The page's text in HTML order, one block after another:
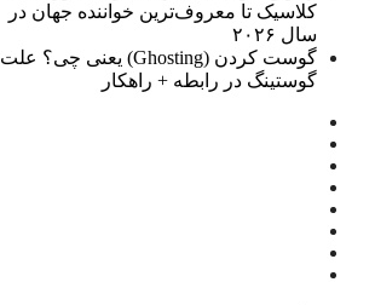
کلاسیک تا معروف‌ترین خواننده جهان در
سال ۲۰۲۶
گوست کردن (Ghosting) یعنی چی؟ علت
گوستینگ در رابطه + راهکار